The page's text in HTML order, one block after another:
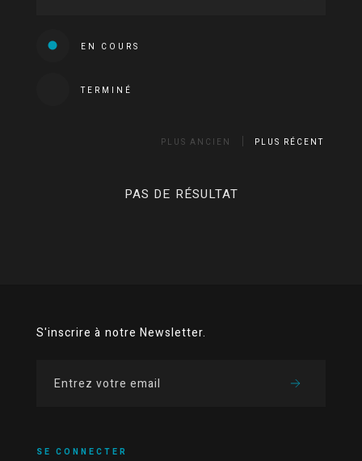
EN COURS
TERMINÉ
PLUS ANCIEN PLUS RÉCENT
PAS DE RÉSULTAT
S'inscrire à notre Newsletter.
SE CONNECTER